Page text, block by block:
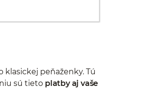
peňaženky. Tú
sú tieto platby aj vaše